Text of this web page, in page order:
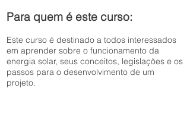
Para quem é este curso:
Este curso é destinado a todos interessados
em aprender sobre o funcionamento da
energia solar, seus conceitos, legislações e os
passos para o desenvolvimento de um
projeto.